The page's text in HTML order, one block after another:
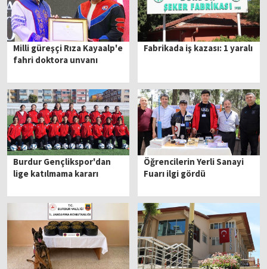
Milli güreşçi Rıza Kayaalp'e
fahri doktora unvanı
Fabrikada iş kazası: 1 yaralı
Burdur Gençlikspor'dan
lige katılmama kararı
Öğrencilerin Yerli Sanayi
Fuarı ilgi gördü